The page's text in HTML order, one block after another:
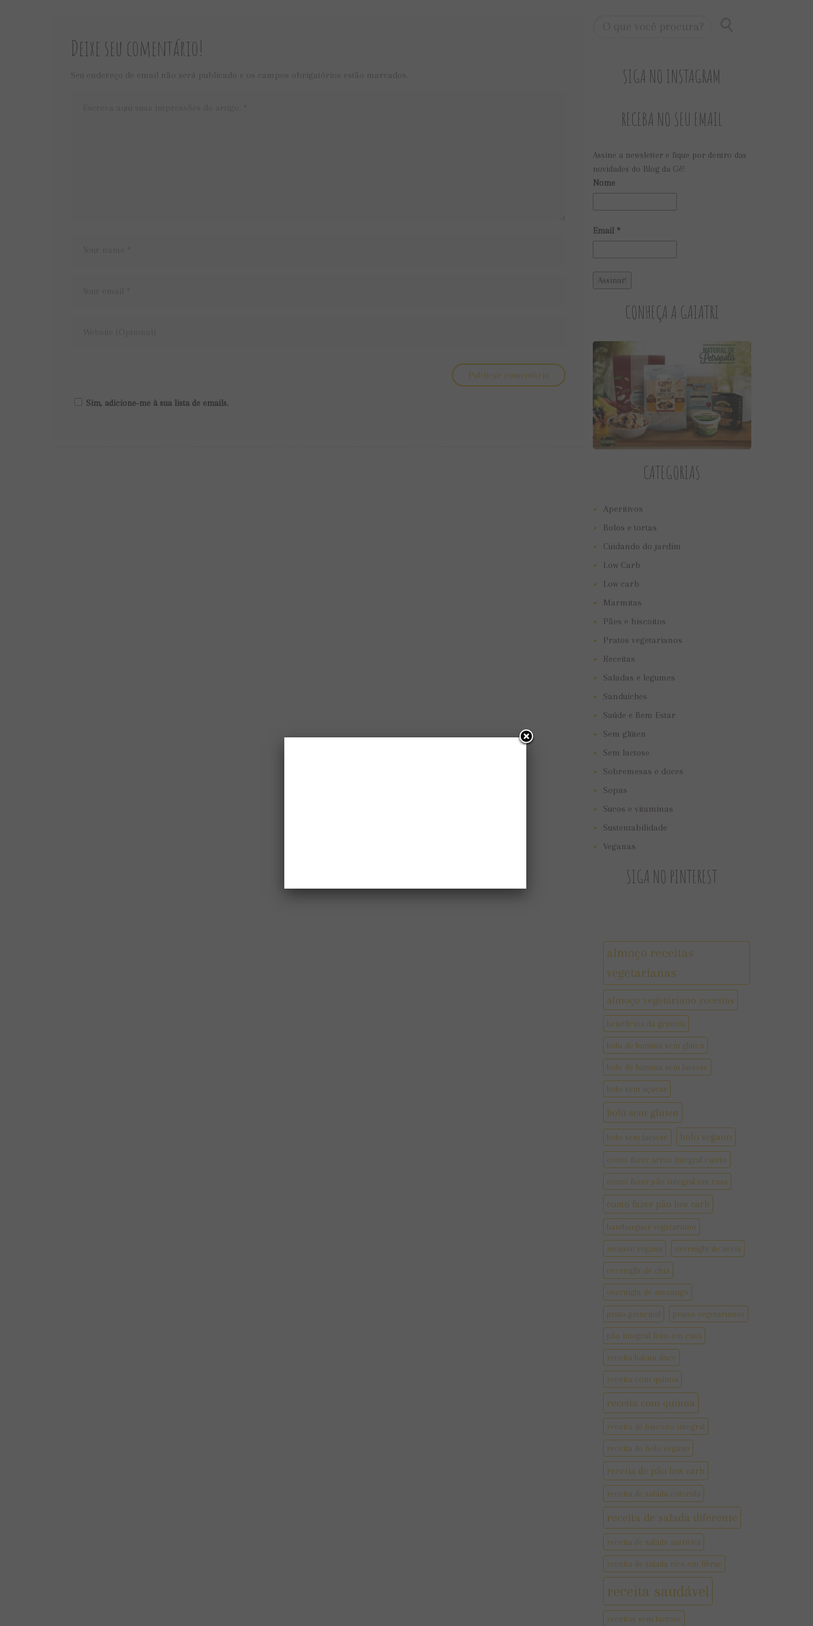
Deixe seu comentário!
Seu endereço de email não será publicado e os campos obrigatórios estão marcados.
Sim, adicione-me à sua lista de emails.
SIGA NO INSTAGRAM
RECEBA NO SEU EMAIL
Assine a newsletter e fique por dentro das
novidades do Blog da Gê!
Nome
Email *
CONHEÇA A GAIATRI
CATEGORIAS
Aperitivos
Bolos e tortas
Cuidando do jardim
Low Carb
Low carb
Marmitas
Pães e biscoitos
Pratos vegetarianos
Receitas
Saladas e legumes
Sanduíches
Saúde e Bem Estar
Sem glúten
Sem lactose
Sobremesas e doces
Sopas
Sucos e vitaminas
Sustentabilidade
Veganas
SIGA NO PINTEREST
almoço receitas
vegetarianas
almoço vegetariano receitas
benefícios da granola
bolo de banana sem gluten
bolo de banana sem lactose
bolo sem açúcar
bolo sem gluten
bolo sem lactose bolo vegano
como fazer arroz integral cateto
como fazer pão integral em casa
como fazer pão low carb
hamburguer vegetariano
mousse vegana overnight de aveia
overnight de chia
overnight de morango
prato principal pratos vegetarianos
pão integral feito em casa
receita batata doce
receita com quinoa
receita com quinua
receita de biscoito integral
receita de bolo vegano
receita de pão low carb
receita de salada colorida
receita de salada diferente
receita de salada nutritiva
receita de salada rica em fibras
receita saudável
receitas sem lactose